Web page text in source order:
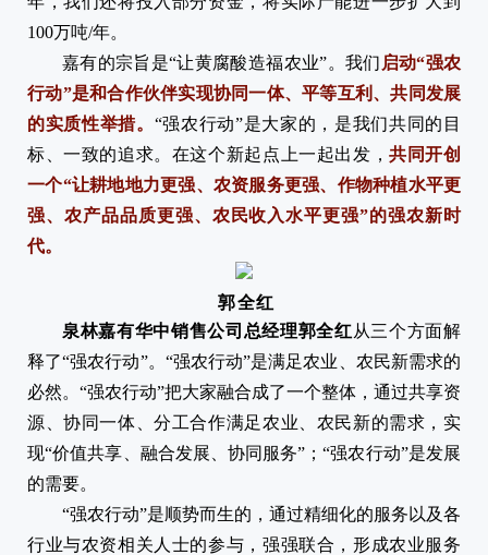
100万吨/年。
嘉有的宗旨是“让黄腐酸造福农业”。我们 启动“强农
行动”是和合作伙伴实现协同一体、平等互利、共同发展
的实质性举措。 “强农行动”是大家的，是我们共同的目
标、一致的追求。在这个新起点上一起出发，共同开创
一个“让耕地地力更强、农资服务更强、作物种植水平更
强、农产品品质更强、农民收入水平更强”的强农新时
代。
郭全红
泉林嘉有华中销售公司总经理郭全红从三个方面解
释了“强农行动”。“强农行动”是满足农业、农民新需求的
必然。“强农行动”把大家融合成了一个整体，通过共享资
源、协同一体、分工合作满足农业、农民新的需求，实
现“价值共享、融合发展、协同服务”；“强农行动”是发展
的需要。
“强农行动”是顺势而生的，通过精细化的服务以及各
行业与农资相关人士的参与，强强联合，形成农业服务